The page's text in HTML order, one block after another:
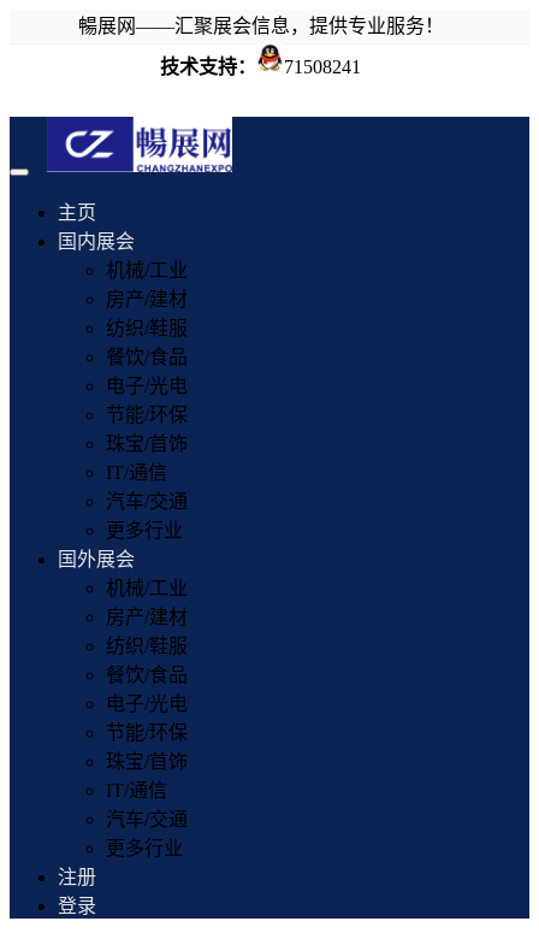
暢展网——汇聚展会信息，提供专业服务！
技术支持：
71508241
Toggle
navigation
主页
国内展会
机械/工业
房产/建材
纺织/鞋服
餐饮/食品
电子/光电
节能/环保
珠宝/首饰
IT/通信
汽车/交通
更多行业
国外展会
机械/工业
房产/建材
纺织/鞋服
餐饮/食品
电子/光电
节能/环保
珠宝/首饰
IT/通信
汽车/交通
更多行业
注册
登录